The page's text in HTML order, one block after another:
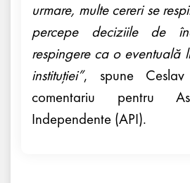
urmare, multe cereri se
percepe deciziile de
respingere ca o eventuală
instituției”, spune
comentariu pentru
Independente (API).